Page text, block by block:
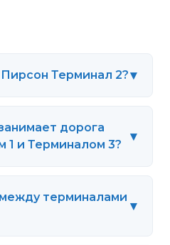
Терминал 2?▾
дорога
1 и Терминалом 3?
▾
терминалами
▾